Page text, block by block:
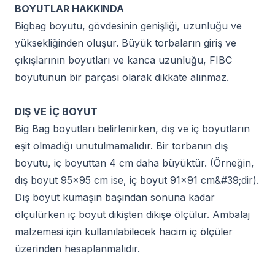
BOYUTLAR HAKKINDA
Bigbag boyutu, gövdesinin genişliği, uzunluğu ve
yüksekliğinden oluşur. Büyük torbaların giriş ve
çıkışlarının boyutları ve kanca uzunluğu, FIBC
boyutunun bir parçası olarak dikkate alınmaz.
DIŞ VE İÇ BOYUT
Big Bag boyutları belirlenirken, dış ve iç boyutların
eşit olmadığı unutulmamalıdır. Bir torbanın dış
boyutu, iç boyuttan 4 cm daha büyüktür. (Örneğin,
dış boyut 95×95 cm ise, iç boyut 91×91 cm&#39;dir).
Dış boyut kumaşın başından sonuna kadar
ölçülürken iç boyut dikişten dikişe ölçülür. Ambalaj
malzemesi için kullanılabilecek hacim iç ölçüler
üzerinden hesaplanmalıdır.